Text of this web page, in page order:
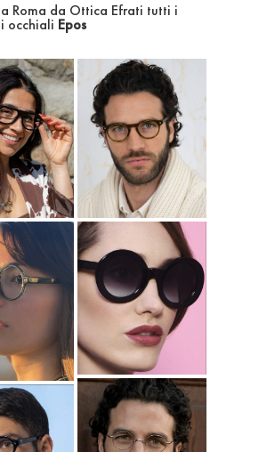
Roma da Ottica Efrati tutti i
occhiali Epos